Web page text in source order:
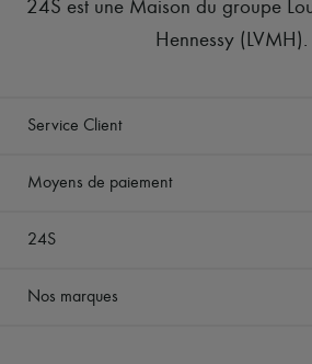
24S est une Maison du groupe
Hennessy (LVMH).
Service Client
Moyens de paiement
24S
Nos marques